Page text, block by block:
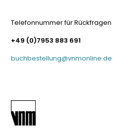
Telefonnummer für Rückfragen
+49 (0)7953 883 691
buchbestellung@vnmonline.de